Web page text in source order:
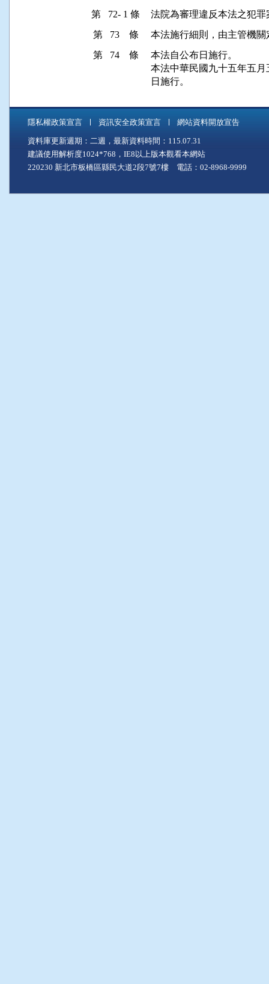
第 72- 1 條
法院為審理違反本法之犯
第 73 條
本法施行細則，由主管機關
第 74 條
本法自公布日施行。
本法中華民國九十五年五
日施行。
隱私權政策宣言 資訊安全政策宣言 網站資料開放宣告
資料庫更新週期：二週，最新資料時間：115.07.31
建議使用解析度1024*768，IE8以上版本觀看本網站
220230 新北市板橋區縣民大道2段7號7樓 電話：02-8968-9999